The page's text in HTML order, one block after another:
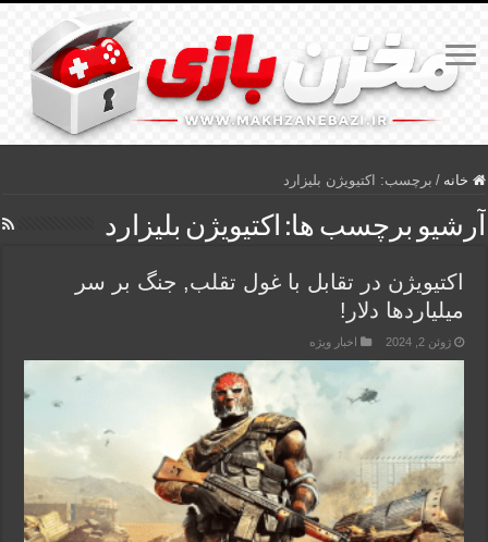
خانه / برچسب: اکتیویژن بلیزارد
آرشیو برچسب ها: اکتیویژن بلیزارد
اکتیویژن در تقابل با غول تقلب, جنگ بر سر
میلیاردها دلار!
ژوئن 2, 2024 اخبار ویژه